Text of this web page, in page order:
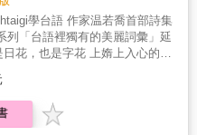
PLAYLIST✦✦✦掃描書中「詩
，聆聽詩人以國粵雙語誦讀詩
輯食譜Track 2 編輯牙痛Track 3
風少年Track 4 但是，但丁
6 歧雨Track 7 異法典Track
9 家常──洗衫、晾Track 10
收錄2〕藝術家鄺鉅裁8幅精彩
好評推薦】林宇軒、柏森、曹
讓我們想懲罰自己」，收錄
首詩作，王柄富克制地使用語
大寫的詞彙，反而細究你我逐
「論傷感」「疑情」「純潔」
入了當代的語法「愛會不會古
體系。在這裡，生命永恆延
情／到處都是此岸彼岸／一心
學台語 作家温若喬首部詩集
列「台語裡獨有的美麗詞彙」延
書寫（推薦字＋台羅）並附華文
學台語的你 日花（ji̍t-
穿過雲間或葉縫、於地面等處